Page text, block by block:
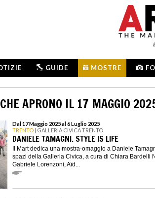
GUIDE MOSTRE
CHE APRONO IL 17 MAGGIO
Dal 17 Maggio 2025 al 6 Luglio 2025
TRENTO | GALLERIA CIVICA TRENTO
DANIELE TAMAGNI. STYLE IS LIFE
Il Mart dedica una mostra-omaggio a Daniele
spazi della Galleria Civica, a cura di Chiara Bardelli
Gabriele Lorenzoni, Aïd...